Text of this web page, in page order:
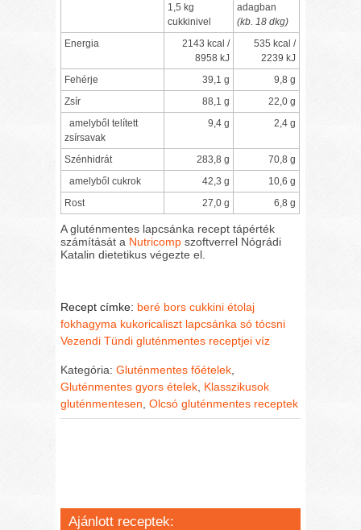
1,5 kg
cukkinivel
adagban
(kb. 18 dkg)
Energia
2143 kcal /
8958 kJ
535 kcal /
2239 kJ
Fehérje
39,1 g
9,8 g
Zsír
88,1 g
22,0 g
amelyből telített
zsírsavak
9,4 g 2,4 g
Szénhidrát 283,8 g
70,8 g
amelyből cukrok
42,3 g
10,6 g
Rost
27,0 g 6,8 g
A gluténmentes lapcsánka recept tápérték
számítását a Nutricomp szoftverrel Nógrádi
Katalin dietetikus végezte el.
Recept címke: beré bors cukkini étolaj
fokhagyma kukoricaliszt lapcsánka só tócsni
Vezendi Tündi gluténmentes receptjei víz
Kategória:Gluténmentes főételek
Gluténmentes gyors ételek Klasszikusok
gluténmentesen ,Olcsó gluténmentes receptek
Ajánlott receptek: